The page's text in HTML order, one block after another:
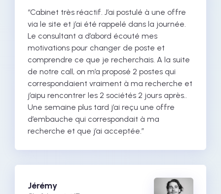
“Cabinet très réactif. J’ai postulé à une offre
via le site et j’ai été rappelé dans la journée.
Le consultant a d’abord écouté mes
motivations pour changer de poste et
comprendre ce que je recherchais. A la suite
de notre call, on m’a proposé 2 postes qui
correspondaient vraiment à ma recherche et
j’aipu rencontrer les 2 sociétés 2 jours après..
Une semaine plus tard j’ai reçu une offre
d’embauche qui correspondait à ma
recherche et que j’ai acceptée.”
Jérémy